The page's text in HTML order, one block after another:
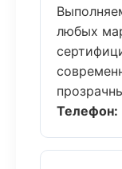
любых
Телефон: